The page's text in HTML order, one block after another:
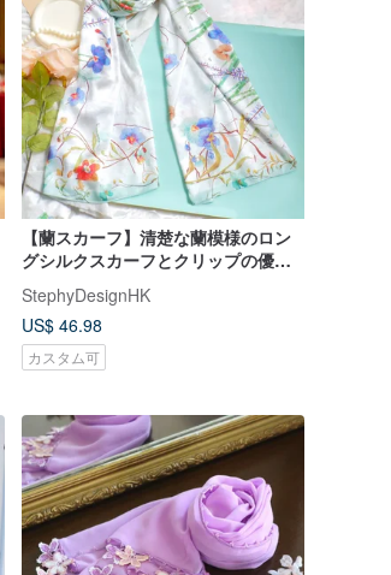
【蘭スカーフ】清楚な蘭模様のロン
グシルクスカーフとクリップの優雅
なギフトセット | ショール
StephyDesignHK
US$ 46.98
カスタム可